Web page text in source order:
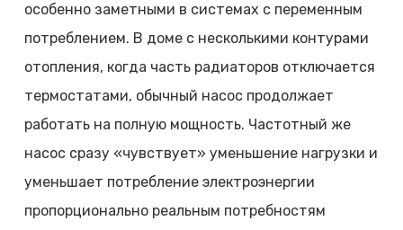
особенно заметными в системах с переменным
потреблением. В доме с несколькими контурами
отопления, когда часть радиаторов отключается
термостатами, обычный насос продолжает
работать на полную мощность. Частотный же
насос сразу «чувствует» уменьшение нагрузки и
уменьшает потребление электроэнергии
пропорционально реальным потребностям